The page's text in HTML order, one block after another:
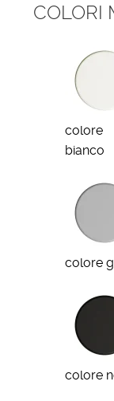
COLORI
colore
bianco
colore
colore